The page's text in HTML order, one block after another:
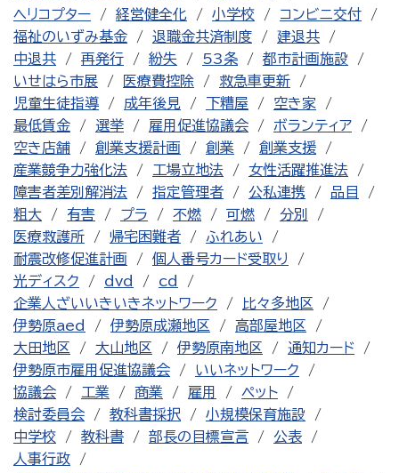
ヘリコプター
経営健全化 小学校
コンビニ交付
福祉のいずみ基金
退職金共済制度
建退共
中退共
再発行 紛失 53条
都市計画施設
いせはら市展
医療費控除
救急車更新
児童生徒指導
成年後見 下糟屋
空き家
最低賃金
選挙 雇用促進協議会
ボランティア
空き店舗
創業支援計画 創業
創業支援
産業競争力強化法
工場立地法
女性活躍推進法
障害者差別解消法
指定管理者 公私連携
品目
粗大
有害 プラ 不燃 可燃
分別
医療救護所
帰宅困難者
ふれあい
耐震改修促進計画
個人番号カード受取り
光ディスク
dvd
cd
企業人ざいいきいきネットワーク
比々多地区
伊勢原aed
伊勢原成瀬地区
高部屋地区
大田地区
大山地区 伊勢原南地区
通知カード
伊勢原市雇用促進協議会
いいネットワーク
協議会
工業 商業 雇用
ペット
検討委員会
教科書採択
小規模保育施設
中学校
教科書 部長の目標宣言
公表
人事行政